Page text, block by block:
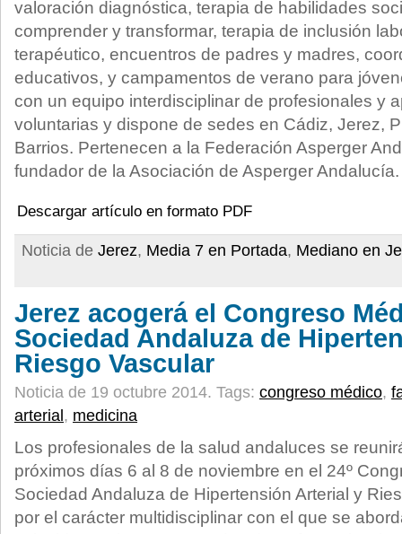
valoración diagnóstica, terapia de habilidades
comprender y transformar, terapia de inclusión
terapéutico, encuentros de padres y madres,
educativos, y campamentos de verano para
con un equipo interdisciplinar de profesionales y
voluntarias y dispone de sedes en Cádiz, Jerez,
Barrios. Pertenecen a la Federación Asperger
fundador de la Asociación de Asperger Andalucía.
Descargar artículo en formato PDF
Noticia de Jerez, Media 7 en Portada, Mediano en
Jerez acogerá el Congreso
Sociedad Andaluza de
Riesgo Vascular
Noticia de 19 octubre 2014. Tags: congreso médico,
arterial , medicina
Los profesionales de la salud andaluces se
próximos días 6 al 8 de noviembre en el 24º
Sociedad Andaluza de Hipertensión Arterial y
por el carácter multidisciplinar con el que se